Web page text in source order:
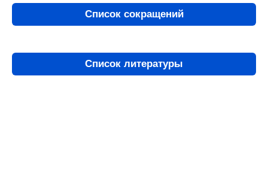
Список сокращений
Список литературы